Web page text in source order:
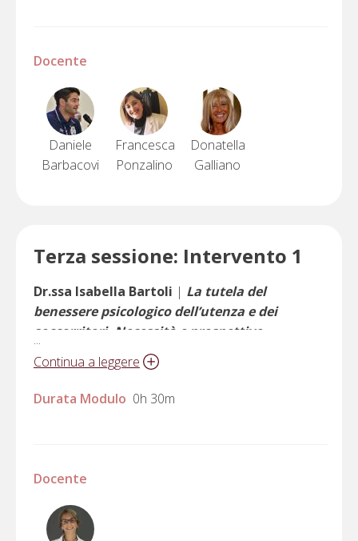
Docente
Daniele
Barbacovi
Francesca
Ponzalino
Donatella
Galliano
Terza sessione: Intervento 1
Dr.ssa Isabella Bartoli | La tutela del
benessere psicologico dell’utenza e dei
soccorritori. Necessità e prospettive
...
Continua a leggere
Durata Modulo 0h 30m
Docente